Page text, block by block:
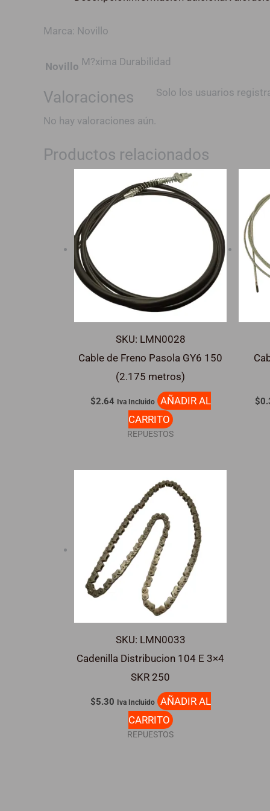
Marca: Novillo
Novillo M?xima Durabilidad
Valoraciones
No hay valoraciones aún.
Solo los usuarios
Productos relacionados
SKU: LMN0028
Cable de Freno Pasola GY6 150
(2.175 metros)
$2.64 Iva Incluido
AÑADIR AL
CARRITO
REPUESTOS
$
SKU: LMN0033
Cadenilla Distribucion 104 E 3×4
SKR 250
$5.30 Iva Incluido
AÑADIR AL
CARRITO
REPUESTOS